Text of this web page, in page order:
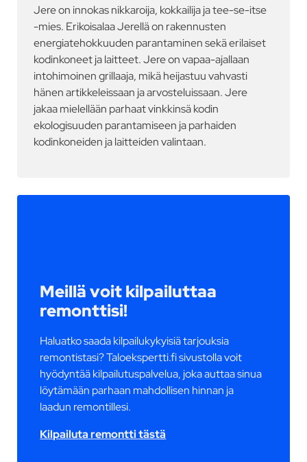
Jere on innokas nikkaroija, kokkailija ja tee-se-itse
-mies. Erikoisalaa Jerellä on rakennusten
energiatehokkuuden parantaminen sekä erilaiset
kodinkoneet ja laitteet. Jere on vapaa-ajallaan
intohimoinen grillaaja, mikä heijastuu vahvasti
hänen artikkeleissaan ja arvosteluissaan. Jere
jakaa mielellään parhaat vinkkinsä kodin
ekologisuuden parantamiseen ja parhaiden
kodinkoneiden ja laitteiden valintaan.
Meillä voit kilpailuttaa
remonttisi!
Haluatko saada kilpailukykyisiä tarjouksia
remontistasi? Taloekspertti.fi sivustolla voit
hyödyntää kilpailutuspalvelua, joka auttaa sinua
löytämään parhaan mahdollisen hinnan ja
laadun remontillesi.
Kilpailuta remontti tästä